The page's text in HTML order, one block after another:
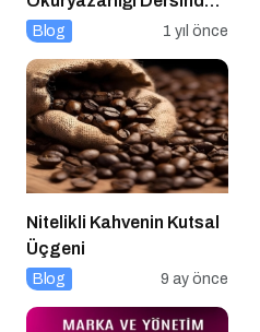
Dijital Markalaşma
Blog 1 yıl önce
Nitelikli Kahvenin Kutsal
Üçgeni
Blog 9 ay önce